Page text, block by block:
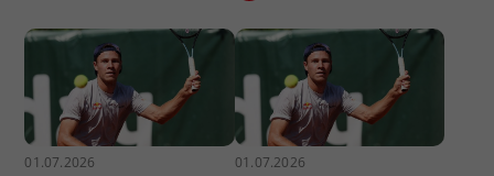
01.07.2026 01.07.2026